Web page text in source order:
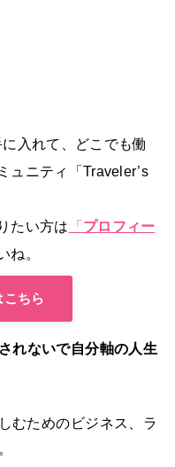
入れて、どこでも働
ュニティ「Traveler’s
たい方は 「 プロフィー
ね。
こちら
れないで自分軸の人生
むためのビジネス、ラ